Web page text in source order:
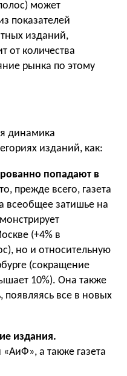
может
показателей
изданий,
от количества
рынка по этому
динамика
изданий, как:
попадают в
прежде всего, газета
всеобщее затишье на
(+4% в
но и относительную
(сокращение
10%). Она также
появляясь все в новых
издания.
а также газета